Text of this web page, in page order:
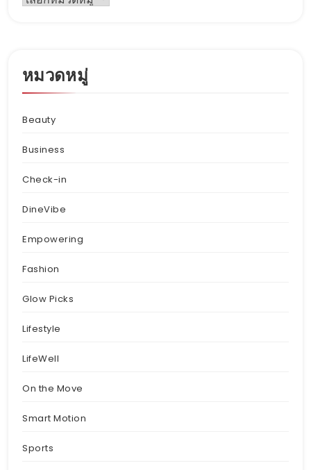
หมวดหมู่
Beauty
Business
Check-in
DineVibe
Empowering
Fashion
Glow Picks
Lifestyle
LifeWell
On the Move
Smart Motion
Sports